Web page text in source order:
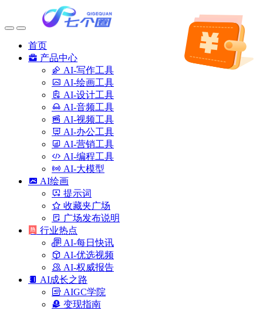
首页
产品中心
AI-写作工具
AI-绘画工具
AI-设计工具
AI-音频工具
AI-视频工具
AI-办公工具
AI-营销工具
AI-编程工具
AI-大模型
AI绘画
提示词
收藏夹广场
广场发布说明
行业热点
AI-每日快讯
AI-优选视频
AI-权威报告
AI成长之路
AIGC学院
变现指南